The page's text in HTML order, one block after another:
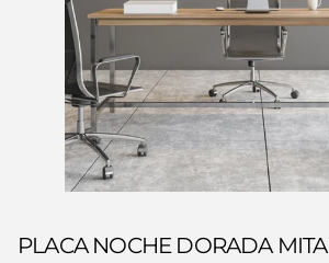
PLACA NOCHE DORADA